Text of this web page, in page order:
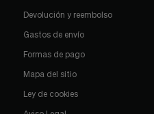
Devolución y reembolso
Gastos de envío
Formas de pago
Mapa del sitio
Ley de cookies